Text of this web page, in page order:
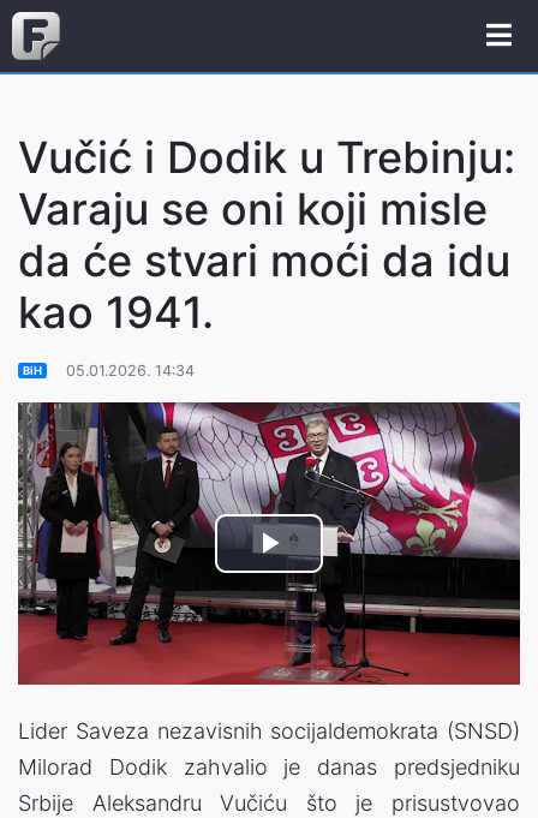
Vučić i Dodik u Trebinju:
Varaju se oni koji misle
da će stvari moći da idu
kao 1941.
BiH 05.01.2026. 14:34
Play
Video
Lider Saveza nezavisnih socijaldemokrata (SNSD)
Milorad Dodik zahvalio je danas predsjedniku
Srbije Aleksandru Vučiću što je prisustvovao